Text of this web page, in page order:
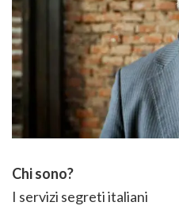
Chi sono?
I servizi segreti italiani